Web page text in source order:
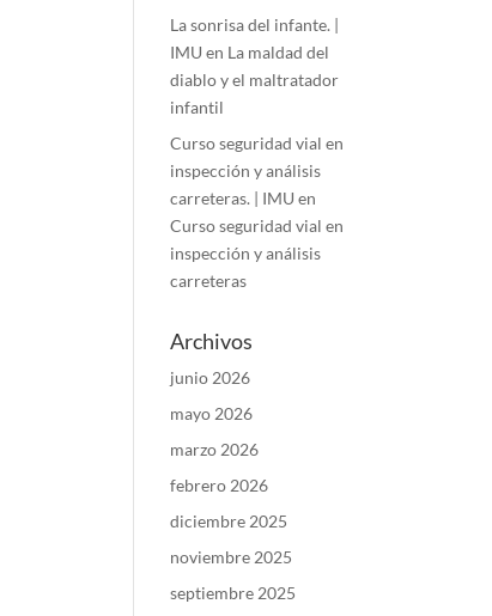
La sonrisa del infante. |
IMU en La maldad del
diablo y el maltratador
infantil
Curso seguridad vial en
inspección y análisis
carreteras. | IMU en
Curso seguridad vial en
inspección y análisis
carreteras
Archivos
junio 2026
mayo 2026
marzo 2026
febrero 2026
diciembre 2025
noviembre 2025
septiembre 2025